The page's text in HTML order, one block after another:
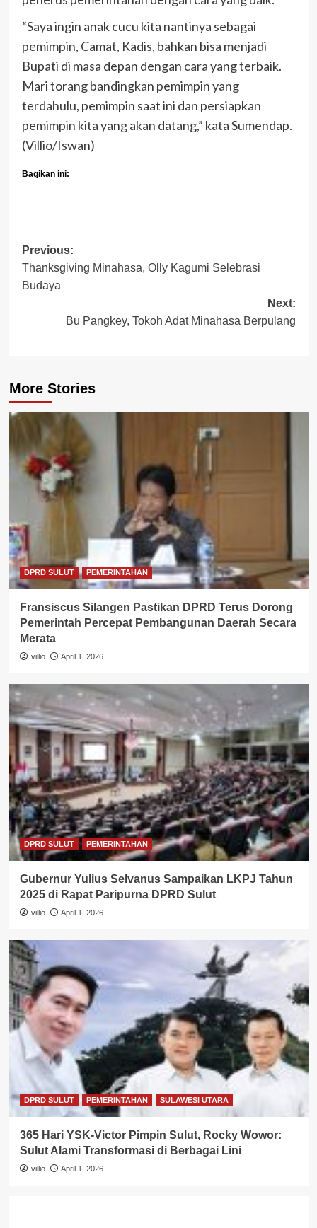
“Saya ingin anak cucu kita nantinya sebagai
pemimpin, Camat, Kadis, bahkan bisa menjadi
Bupati di masa depan dengan cara yang terbaik.
Mari torang bandingkan pemimpin yang
terdahulu, pemimpin saat ini dan persiapkan
pemimpin kita yang akan datang,” kata Sumendap.
(Villio/Iswan)
Bagikan ini:
Post
navigation
Previous:
Thanksgiving Minahasa, Olly Kagumi Selebrasi
Budaya
Next:
Bu Pangkey, Tokoh Adat Minahasa Berpulang
More Stories
DPRD SULUT PEMERINTAHAN
Fransiscus Silangen Pastikan DPRD Terus Dorong
Pemerintah Percepat Pembangunan Daerah Secara
Merata
villio April 1, 2026
DPRD SULUT PEMERINTAHAN
Gubernur Yulius Selvanus Sampaikan LKPJ Tahun
2025 di Rapat Paripurna DPRD Sulut
villio April 1, 2026
DPRD SULUT PEMERINTAHAN SULAWESI UTARA
365 Hari YSK-Victor Pimpin Sulut, Rocky Wowor:
Sulut Alami Transformasi di Berbagai Lini
villio April 1, 2026